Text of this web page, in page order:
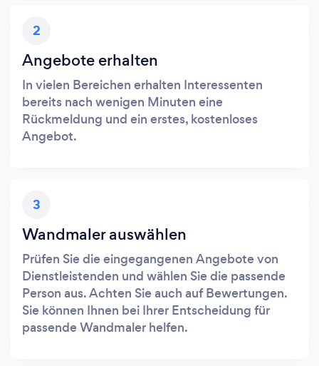
2
Angebote erhalten
In vielen Bereichen erhalten Interessenten
bereits nach wenigen Minuten eine
Rückmeldung und ein erstes, kostenloses
Angebot.
3
Wandmaler auswählen
Prüfen Sie die eingegangenen Angebote von
Dienstleistenden und wählen Sie die passende
Person aus. Achten Sie auch auf Bewertungen.
Sie können Ihnen bei Ihrer Entscheidung für
passende Wandmaler helfen.